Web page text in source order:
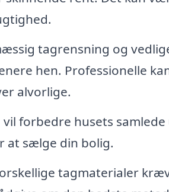
tagrensning og
hen. Professionelle
alvorlige.
forbedre husets
at sælge din bolig.
tagmaterialer